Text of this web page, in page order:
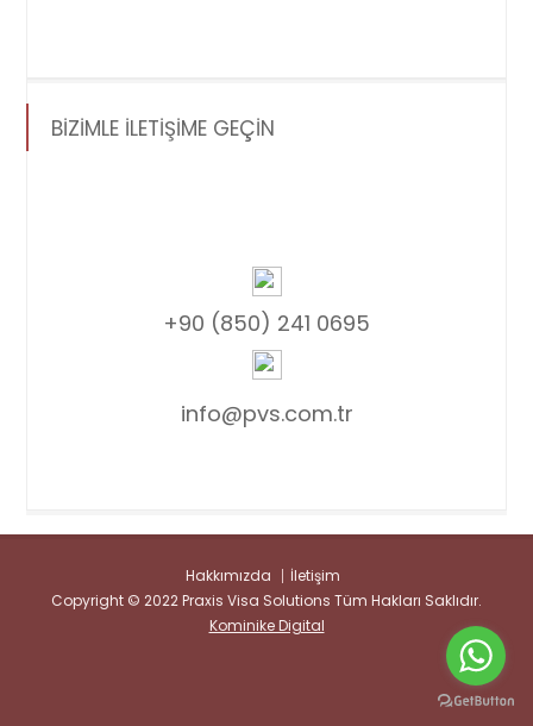
BİZİMLE İLETİŞİME GEÇİN
+90 (850) 241 0695
info@pvs.com.tr
Hakkımızda
İletişim
Copyright © 2022 Praxis Visa Solutions Tüm Hakları Saklıdır.
Kominike Digital